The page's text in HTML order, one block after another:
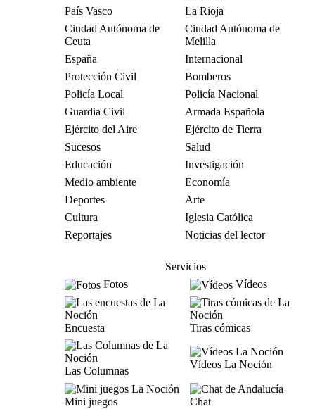
País Vasco
La Rioja
Ciudad Autónoma de
Ceuta
Ciudad Autónoma de
Melilla
España
Internacional
Protección Civil
Bomberos
Policía Local
Policía Nacional
Guardia Civil
Armada Española
Ejército del Aire
Ejército de Tierra
Sucesos
Salud
Educación
Investigación
Medio ambiente
Economía
Deportes
Arte
Cultura
Iglesia Católica
Reportajes
Noticias del lector
Servicios
Fotos
Vídeos
Encuesta Tiras cómicas
Las Columnas
Vídeos La Noción
Mini juegos
Chat